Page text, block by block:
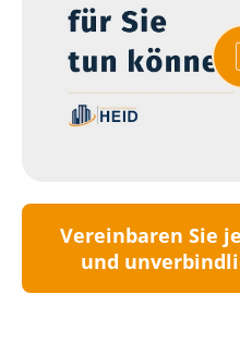
Vereinbaren Sie
und